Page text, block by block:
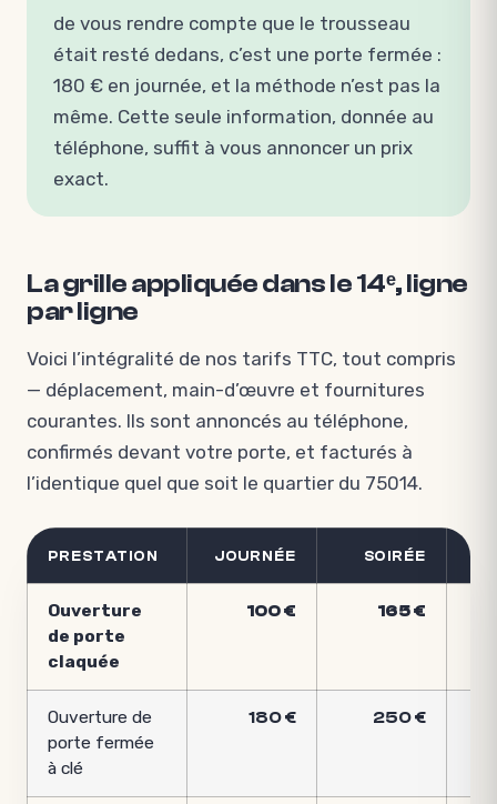
de vous rendre compte que le trousseau
était resté dedans, c’est une porte fermée :
180 € en journée, et la méthode n’est pas la
même. Cette seule information, donnée au
téléphone, suffit à vous annoncer un prix
exact.
La grille appliquée dans le 14ᵉ, ligne
par ligne
Voici l’intégralité de nos tarifs TTC, tout compris
— déplacement, main-d’œuvre et fournitures
courantes. Ils sont annoncés au téléphone,
confirmés devant votre porte, et facturés à
l’identique quel que soit le quartier du 75014.
PRESTATION JOURNÉE SOIRÉE
Ouverture
de porte
claquée
100 € 165 €
Ouverture de
porte fermée
à clé
180 € 250 €